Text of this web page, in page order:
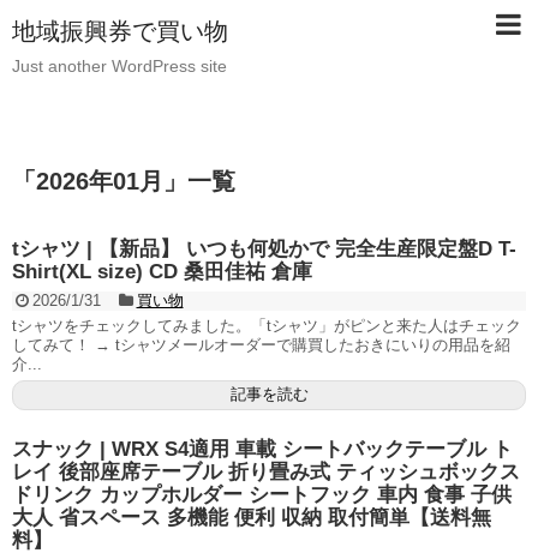
地域振興券で買い物
Just another WordPress site
「 2026年01月 」 一覧
tシャツ | 【新品】 いつも何処かで 完全生産限定盤D T-
Shirt(XL size) CD 桑田佳祐 倉庫
2026/1/31
買い物
tシャツをチェックしてみました。「tシャツ」がピンと来た人はチェック
してみて！ → tシャツメールオーダーで購買したおきにいりの用品を紹
介...
記事を読む
スナック | WRX S4適用 車載 シートバックテーブル ト
レイ 後部座席テーブル 折り畳み式 ティッシュボックス
ドリンク カップホルダー シートフック 車内 食事 子供
大人 省スペース 多機能 便利 収納 取付簡単【送料無
料】